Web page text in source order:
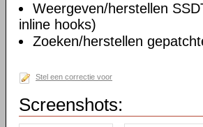
Weergeven/herstellen
inline hooks)
Zoeken/herstellen
Stel een correctie voor
Screenshots: